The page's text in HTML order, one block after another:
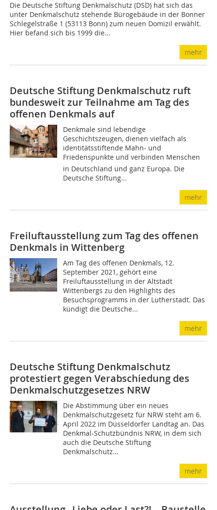
Die Deutsche Stiftung Denkmalschutz (DSD) hat sich das
unter Denkmalschutz stehende Bürogebäude in der Bonner
Schlegelstraße 1 (53113 Bonn) zum neuen Domizil erwählt.
Hier befand sich bis 1999 die...
mehr
Deutsche Stiftung Denkmalschutz ruft
bundesweit zur Teilnahme am Tag des
offenen Denkmals auf
Denkmale sind lebendige
Geschichtszeugen, dienen vielfach als
identitäts­stiftende Mahn- und
Friedenspunkte und verbinden Menschen 
in Deutschland und ganz Europa. Die
Deutsche Stiftung...
mehr
Freiluftausstellung zum Tag des offenen
Denkmals in Wittenberg
Am Tag des offenen Denkmals, 12.
September 2021, gehört eine
Freiluftausstellung in der Altstadt
Wittenbergs zu den Highlights des
Besuchsprogramms in der Lutherstadt. Das
kündigt die Deutsche...
mehr
Deutsche Stiftung Denkmalschutz
protestiert gegen Verabschiedung des
Denkmalschutzgesetzes NRW
Die Abstimmung über ein neues
Denkmalschutzgesetz für NRW steht am 6.
April 2022 im Düsseldorfer Landtag an. Das
Denkmal-Schutzbündnis NRW, in dem sich
auch die Deutsche Stiftung
Denkmalschutz...
mehr